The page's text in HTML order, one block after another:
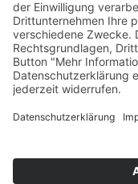
Demnächst hier
Monika Diehm Oktober 7,
Kennen Sie den
Monika Diehm Oktober 27,
Monika Diehm Januar 24,